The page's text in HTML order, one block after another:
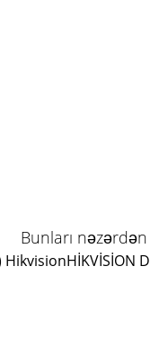
Bunları
HikvisionHİKVİSİON